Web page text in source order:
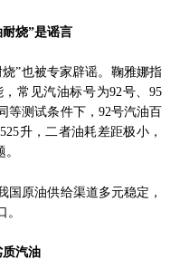
烧”是谣言
”也被专家辟谣。鞠雅娜指
常见汽油标号为92号、95
等测试条件下，92号汽油百
升，二者油耗差距极小，
国原油供给渠道多元稳定，
汽油